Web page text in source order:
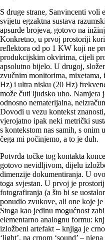
S druge strane, Sanvincenti
svijetu egzaktna sustava
apsurde brojeva, gotovo na
Konkretno, u prvoj prostoriji
reflektora od po 1 KW koji ne
produkcijskim okvi­rima, cijeli
apsolutno bijelo. U drugoj,
zvučnim monitorima,
Hz) i ultra nisku (20 Hz)
može čuti ljudsko uho. Namjera
odnosno nematerijalna,
Dovodi u vezu kontekst
vjerojatno ipak neki metrički
s kontekstom nas samih, s onim
čega mi počinjemo, a to je duh.
Potvrda točke tog kontakta
gotovo nevidljivom, dijelu
dimenzije dokumentiranja. U
toga svjestan. U prvoj je
fotografiranja (a što bi se
ponudio zvukove, ali one koje
Stoga kao jedinu mogućnost
elementarno analognu formu:
izložbeni artefakt – knjiga je
‘light’, na crnom ‘sound’ –